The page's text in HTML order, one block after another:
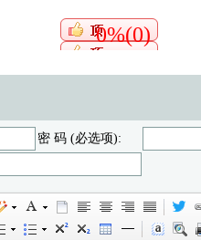
0%(0)
密 码 (必选项):